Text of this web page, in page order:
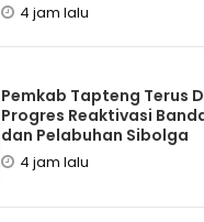
4 jam lalu
Pemkab Tapteng Terus
Progres Reaktivasi
dan Pelabuhan Sibolga
4 jam lalu